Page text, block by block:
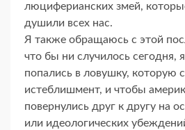
люциферианских змей,
душили всех нас.
Я также обращаюсь с этой
что бы ни случилось
попались в ловушку, которую
истеблишмент, и чтобы
повернулись друг к другу на
или идеологических